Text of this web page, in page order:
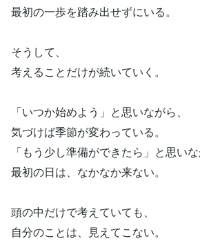
最初の一歩を踏み出せずにいる。
そうして、
考えることだけが続いていく。
「いつか始めよう」と思いながら、
気づけば季節が変わっている。
「もう少し準備ができたら」と思いな
最初の日は、なかなか来ない。
頭の中だけで考えていても、
自分のことは、見えてこない。